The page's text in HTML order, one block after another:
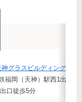
グラスビルディング9階
福岡（天神）駅西1出口徒
口徒歩5分